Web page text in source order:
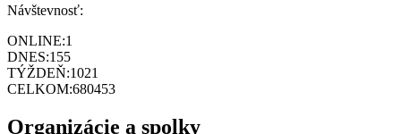
Návštevnosť:
ONLINE:1
DNES:155
TÝŽDEŇ:1021
CELKOM:680453
Organizácie a spolky